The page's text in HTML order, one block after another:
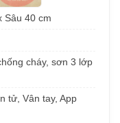
Sâu 40 cm
cháy, sơn 3 lớp
tử, Vân tay, App